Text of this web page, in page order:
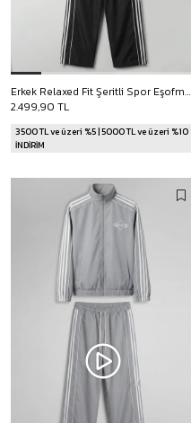
Erkek Relaxed Fit Şeritli Spor Eşofman Takımı Siyah
2.499,90 TL
3500 TL ve üzeri %5 | 5000 TL ve üzeri %10
İNDİRİM